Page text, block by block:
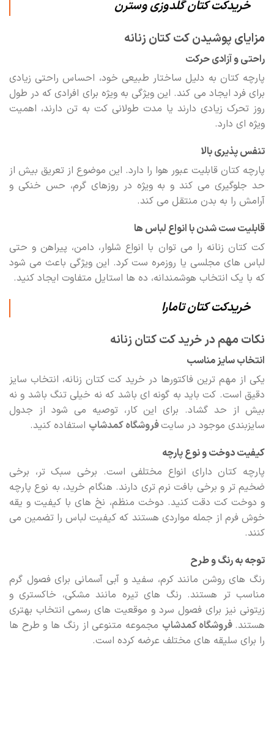
خریدکت کتان گلدوزی وسترن
مزایای پوشیدن کت کتان زنانه
راحتی و آزادی حرکت
پارچه کتان به دلیل ساختار طبیعی خود، احساس راحتی زیادی
برای فرد ایجاد می کند. این ویژگی به ویژه برای افرادی که در طول
روز تحرک زیادی دارند یا مدت طولانی کت به تن دارند، اهمیت
ویژه ای دارد.
تنفس پذیری بالا
پارچه کتان قابلیت عبور هوا را دارد. این موضوع از تعریق بیش از
حد جلوگیری می کند و به ویژه در روزهای گرم، حس خنکی و
آرامش را به بدن منتقل می کند.
قابلیت ست شدن با انواع لباس ها
کت کتان زنانه را می توان با انواع شلوار، دامن، پیراهن و حتی
لباس های مجلسی یا روزمره ست کرد. این ویژگی باعث می شود
که با یک انتخاب هوشمندانه، ده ها استایل متفاوت ایجاد کنید.
خریدکت کتان تامارا
نکات مهم در خرید کت کتان زنانه
انتخاب سایز مناسب
یکی از مهم ترین فاکتورها در خرید کت کتان زنانه، انتخاب سایز
دقیق است. کت باید به گونه ای باشد که نه خیلی تنگ باشد و نه
بیش از حد گشاد. برای این کار، توصیه می شود از جدول
سایزبندی موجود در سایتفروشگاه کمدشاپاستفاده کنید.
کیفیت دوخت و نوع پارچه
پارچه کتان دارای انواع مختلفی است. برخی سبک تر، برخی
ضخیم تر و برخی بافت نرم تری دارند. هنگام خرید، به نوع پارچه
و دوخت کت دقت کنید. دوخت منظم، نخ های با کیفیت و یقه
خوش فرم از جمله مواردی هستند که کیفیت لباس را تضمین می
کنند.
توجه به رنگ و طرح
رنگ های روشن مانند کرم، سفید و آبی آسمانی برای فصول گرم
مناسب تر هستند. رنگ های تیره مانند مشکی، خاکستری و
زیتونی نیز برای فصول سرد و موقعیت های رسمی انتخاب بهتری
هستند.فروشگاه کمدشاپمجموعه متنوعی از رنگ ها و طرح ها
را برای سلیقه های مختلف عرضه کرده است.